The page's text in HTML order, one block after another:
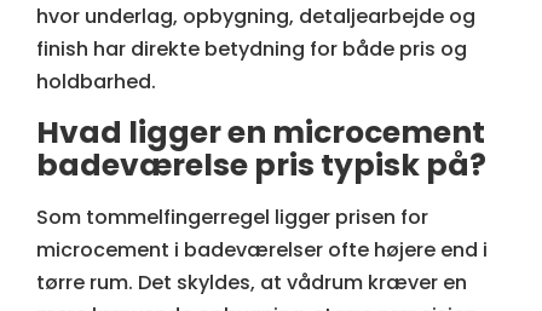
hvor underlag, opbygning, detaljearbejde og
finish har direkte betydning for både pris og
holdbarhed.
Hvad ligger en microcement
badeværelse pris typisk på?
Som tommelfingerregel ligger prisen for
microcement i badeværelser ofte højere end i
tørre rum. Det skyldes, at vådrum kræver en